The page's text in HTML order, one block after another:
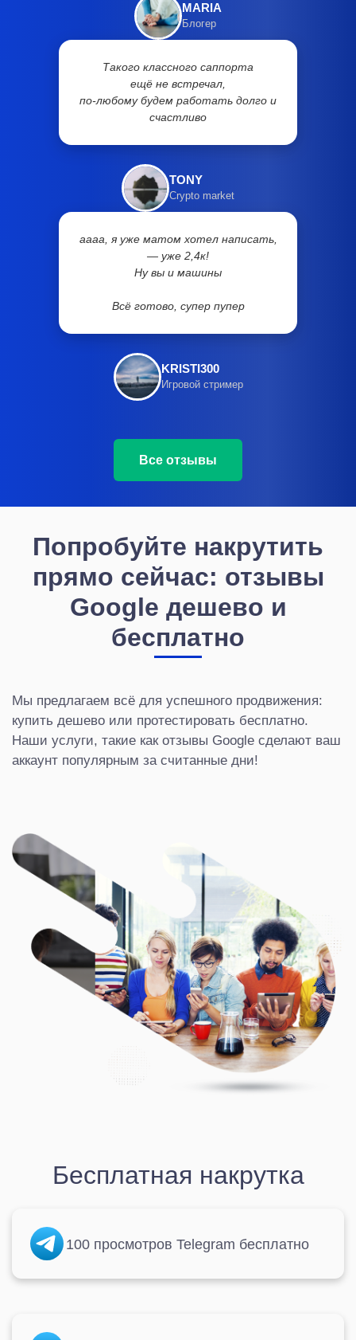
MARIA
Блогер
Такого классного саппорта
ещё не встречал,
по-любому будем работать долго и
счастливо
TONY
Crypto market
аааа, я уже матом хотел написать,
— уже 2,4к!
Ну вы и машины
Всё готово, супер пупер
KRISTI300
Игровой стример
Все отзывы
Попробуйте накрутить
прямо сейчас: отзывы
Google дешево и
бесплатно
Мы предлагаем всё для успешного продвижения:
купить дешево или протестировать бесплатно.
Наши услуги, такие как отзывы Google сделают ваш
аккаунт популярным за считанные дни!
Бесплатная накрутка
100 просмотров Telegram бесплатно